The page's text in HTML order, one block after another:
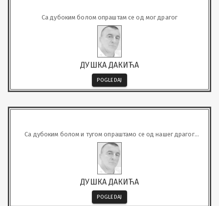
Са дубоким болом опраштам се од мог драгог
ДУШКА ДАКИЋА
POGLEDAJ
Са дубоким болом и тугом опраштамо се од нашег драгог
пријатеља и друга
ДУШКА ДАКИЋА
POGLEDAJ